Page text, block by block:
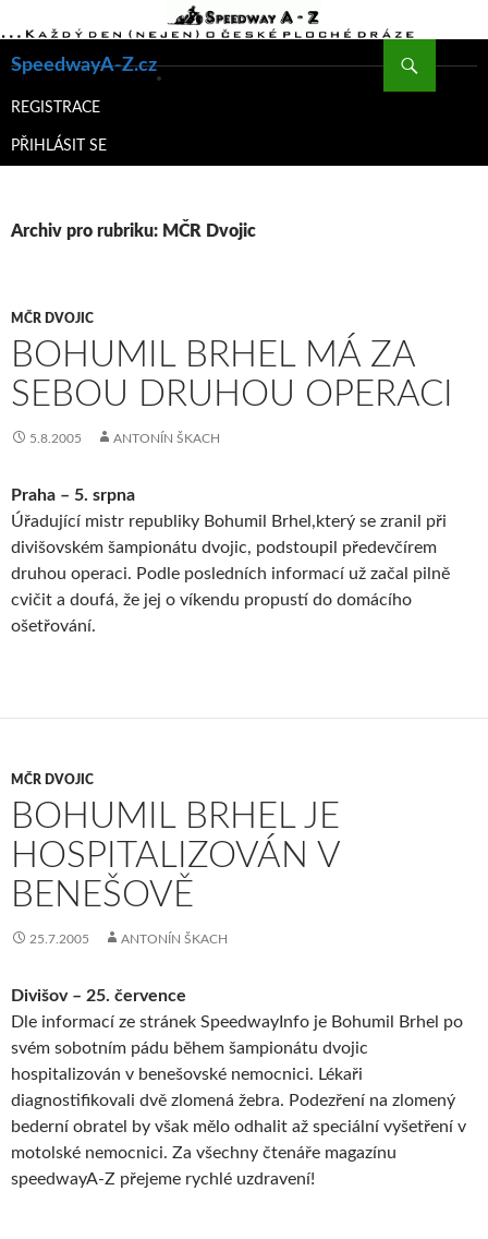
SpeedwayA-Z.cz
K
WEBU
REGISTRACE
PŘIHLÁSIT SE
Archiv pro rubriku: MČR Dvojic
MČR DVOJIC
BOHUMIL BRHEL MÁ ZA
SEBOU DRUHOU OPERACI
5.8.2005 ANTONÍN ŠKACH
Praha – 5. srpna
Úřadující mistr republiky Bohumil Brhel,který se zranil při
divišovském šampionátu dvojic, podstoupil předevčírem
druhou operaci. Podle posledních informací už začal pilně
cvičit a doufá, že jej o víkendu propustí do domácího
ošetřování.
MČR DVOJIC
BOHUMIL BRHEL JE
HOSPITALIZOVÁN V
BENEŠOVĚ
25.7.2005 ANTONÍN ŠKACH
Divišov – 25. července
Dle informací ze stránek SpeedwayInfo je Bohumil Brhel po
svém sobotním pádu během šampionátu dvojic
hospitalizován v benešovské nemocnici. Lékaři
diagnostifikovali dvě zlomená žebra. Podezření na zlomený
bederní obratel by však mělo odhalit až speciální vyšetření v
motolské nemocnici. Za všechny čtenáře magazínu
speedwayA-Z přejeme rychlé uzdravení!